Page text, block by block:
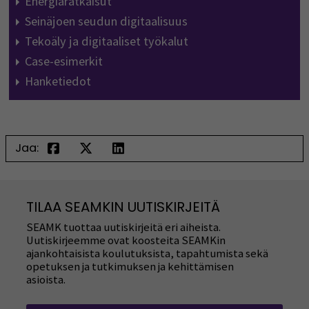
Seinäjoen seudun digitaalisuus
Tekoäly ja digitaaliset työkalut
Case-esimerkit
Hanketiedot
Jaa:
TILAA SEAMKIN UUTISKIRJEITÄ
SEAMK tuottaa uutiskirjeitä eri aiheista.
Uutiskirjeemme ovat koosteita SEAMKin
ajankohtaisista koulutuksista, tapahtumista sekä
opetuksen ja tutkimuksen ja kehittämisen
asioista.